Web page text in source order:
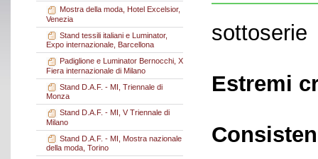
Mostra della moda, Hotel Excelsior,
Venezia
Stand tessili italiani e Luminator,
Expo internazionale, Barcellona
Padiglione e Luminator Bernocchi, X
Fiera internazionale di Milano
Stand D.A.F. - MI, Triennale di
Monza
Stand D.A.F. - MI, V Triennale di
Milano
Stand D.A.F. - MI, Mostra nazionale
della moda, Torino
sottoserie
Estremi